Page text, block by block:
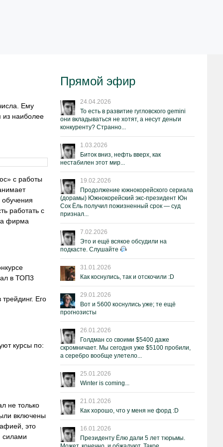
Ему
из наиболее
с работы
работать с
фирма
в ТОП3
Его
курсы по:
не только
включены
это
силами
Прямой эфир
24.04.2026
То есть в развитие гугловского gemini
они вкладываться не хотят, а несут деньги
конкуренту? Странно...
1.03.2026
Биток вниз, нефть вверх, как
нестабилен этот мир...
19.02.2026
Продолжение южнокорейского сериала
(дорамы) Южнокорейский экс-президент Юн
Сок Ёль получил пожизненный срок — суд
признал...
7.02.2026
Это и ещё всякое обсудили на
подкасте. Слушайте
31.01.2026
Как коснулись, так и отскочили :D
29.01.2026
Вот и 5600 коснулись уже; те ещё
прогнозисты
26.01.2026
Голдман со своими $5400 даже
скромничает. Мы сегодня уже $5100 пробили,
а серебро вообще улетело...
25.01.2026
Winter is coming...
21.01.2026
Как хорошо, что у меня не форд :D
16.01.2026
Президенту Ёлю дали 5 лет тюрьмы.